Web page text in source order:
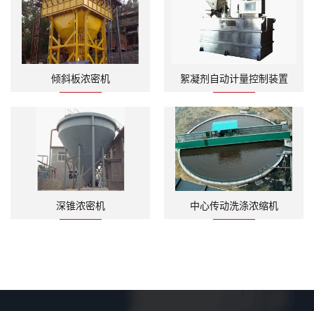
倾斜板浓密机
深锥浓密机
絮凝剂自动计量控制装置
中心传动洗涤浓缩机